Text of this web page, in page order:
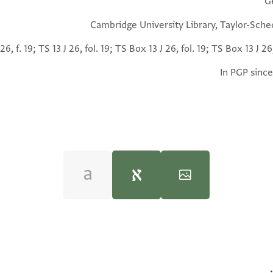
Cambridge University Library, Taylor-
f. 19; TS 13 J 26, fol. 19; TS Box 13 J 26, fol. 19; TS Box 13 J
In PGP